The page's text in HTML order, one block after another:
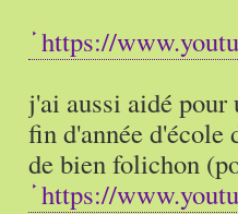
https://
j'ai aussi aidé pour
fin d'année d'école
de bien folichon
https://